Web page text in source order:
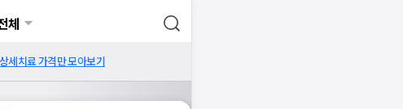
체
세치료 가격만 모아보기